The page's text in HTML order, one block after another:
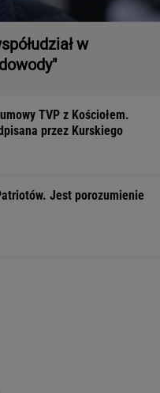
w
TVP z Kościołem.
przez Kurskiego
Jest porozumienie